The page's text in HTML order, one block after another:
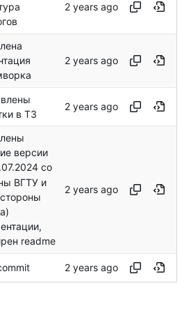
в ТЗ
версии
со
ВГТУ и
readme